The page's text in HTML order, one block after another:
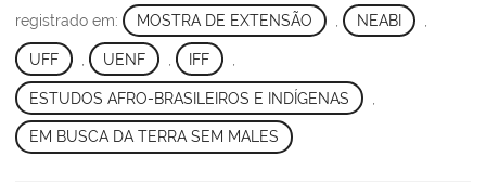
registrado em: MOSTRA DE EXTENSÃO NEABI
UFF UENF IFF
ESTUDOS AFRO-BRASILEIROS E INDÍGENAS
EM BUSCA DA TERRA SEM MALES